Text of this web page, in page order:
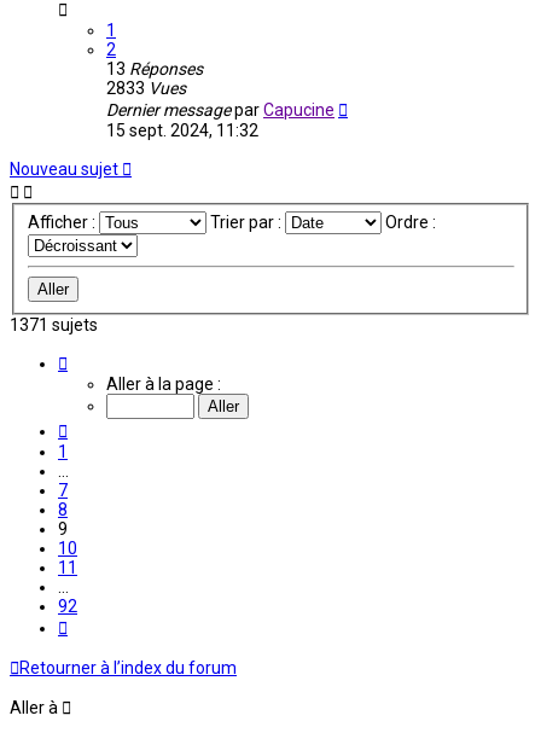
1
2
13 Réponses
2833 Vues
Dernier messageparCapucine
15 sept. 2024, 11:32
Nouveau sujet
Afficher : Trier par : Ordre :
1371 sujets
Aller à la page :
1
7
8
9
10
11
92
Retourner à l’index du forum
Aller à